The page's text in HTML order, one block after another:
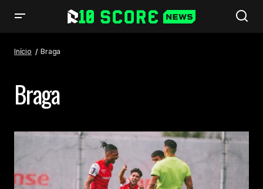
Início Braga
Braga